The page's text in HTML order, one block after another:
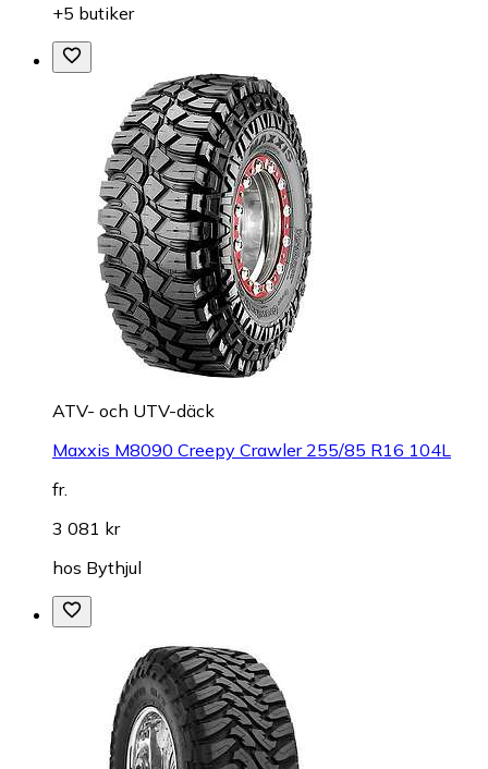
+5 butiker
ATV- och UTV-däck
Maxxis M8090 Creepy Crawler 255/85 R16 104L
fr.
3 081 kr
hos Bythjul